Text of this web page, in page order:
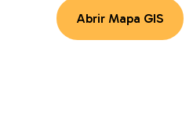
Abrir Mapa GIS